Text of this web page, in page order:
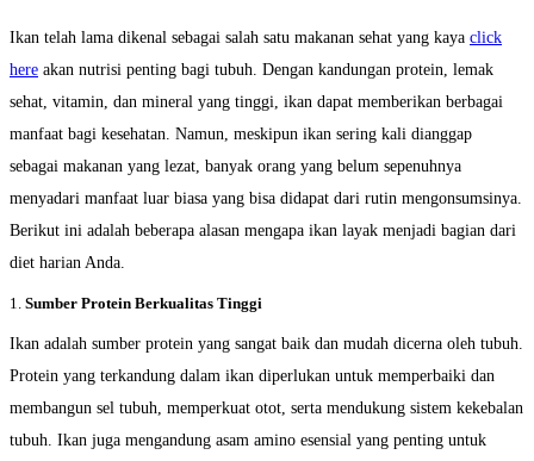
Ikan telah lama dikenal sebagai salah satu makanan sehat yang kaya click
here akan nutrisi penting bagi tubuh. Dengan kandungan protein, lemak
sehat, vitamin, dan mineral yang tinggi, ikan dapat memberikan berbagai
manfaat bagi kesehatan. Namun, meskipun ikan sering kali dianggap
sebagai makanan yang lezat, banyak orang yang belum sepenuhnya
menyadari manfaat luar biasa yang bisa didapat dari rutin mengonsumsinya.
Berikut ini adalah beberapa alasan mengapa ikan layak menjadi bagian dari
diet harian Anda.
1. Sumber Protein Berkualitas Tinggi
Ikan adalah sumber protein yang sangat baik dan mudah dicerna oleh tubuh.
Protein yang terkandung dalam ikan diperlukan untuk memperbaiki dan
membangun sel tubuh, memperkuat otot, serta mendukung sistem kekebalan
tubuh. Ikan juga mengandung asam amino esensial yang penting untuk